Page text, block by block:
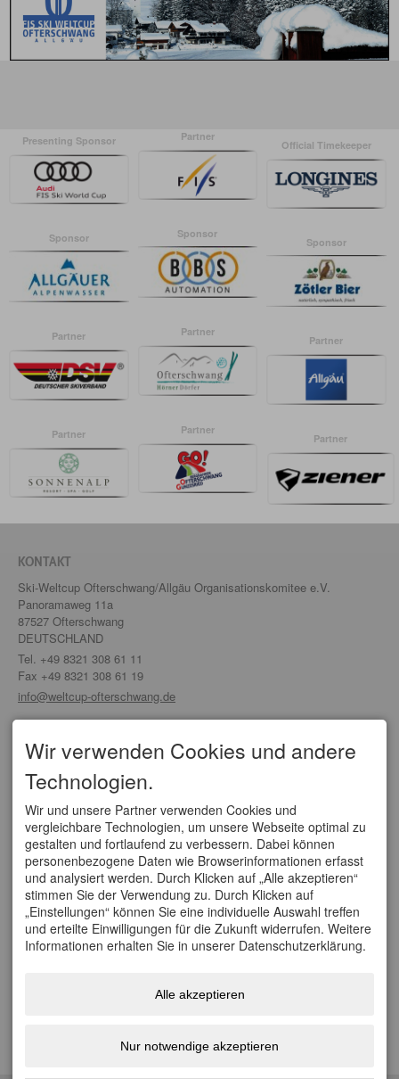
Presenting Sponsor Partner
Official Timekeeper
Sponsor Sponsor
Sponsor
Partner Partner
Partner
Partner Partner
Partner
KONTAKT
Ski-Weltcup Ofterschwang/Allgäu Organisationskomitee e.V.
Panoramaweg 11a
87527 Ofterschwang
DEUTSCHLAND
Tel. +49 8321 308 61 11
Fax +49 8321 308 61 19
info@weltcup-ofterschwang.de
Organisationskomitee
Partner/ Sponsoren
Tickets
Anfahrt
WELTCUPS
Vierschanzentournee
FIS Weltcup Skifliegen
FIS Ski Cross Weltcup Grasgehren
FIS Tour de Ski
FIS Nordische Kombination Weltcup
FIS Weltcup Skispringen Damen
Wir verwenden Cookies und andere
Technologien.
Wir und unsere Partner verwenden Cookies und
vergleichbare Technologien, um unsere Webseite optimal zu
gestalten und fortlaufend zu verbessern. Dabei können
personenbezogene Daten wie Browserinformationen erfasst
und analysiert werden. Durch Klicken auf „Alle akzeptieren“
stimmen Sie der Verwendung zu. Durch Klicken auf
„Einstellungen“ können Sie eine individuelle Auswahl treffen
und erteilte Einwilligungen für die Zukunft widerrufen. Weitere
Informationen erhalten Sie in unserer Datenschutzerklärung.
Alle akzeptieren
Nur notwendige akzeptieren